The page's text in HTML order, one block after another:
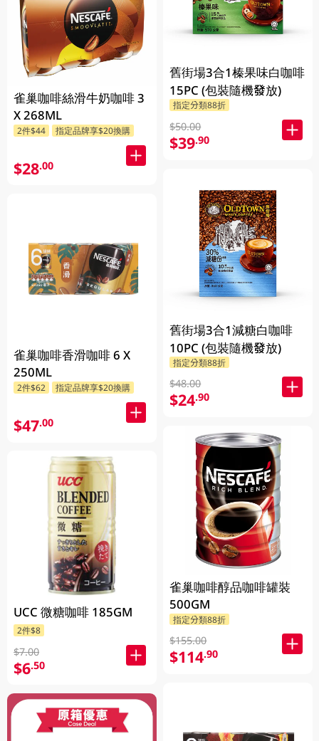
雀巢咖啡絲滑牛奶咖啡 3
X 268ML
2件$44 指定品牌享$20換購
$28.00
雀巢咖啡香滑咖啡 6 X
250ML
2件$62 指定品牌享$20換購
$47.00
UCC 微糖咖啡 185GM
2件$8
$7.00
$6.50
舊街場3合1榛果味白咖啡
15PC (包裝隨機發放)
指定分類88折
$50.00
$39.90
舊街場3合1減糖白咖啡
10PC (包裝隨機發放)
指定分類88折
$48.00
$24.90
雀巢咖啡醇品咖啡罐裝
500GM
指定分類88折
$155.00
$114.90